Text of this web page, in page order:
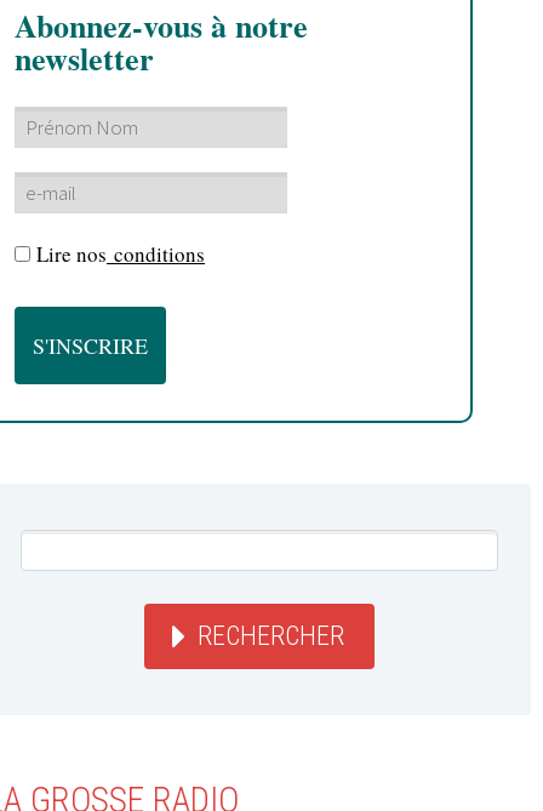
Abonnez-vous à notre
newsletter
Lire nos conditions
RECHERCHER
GROSSE RADIO